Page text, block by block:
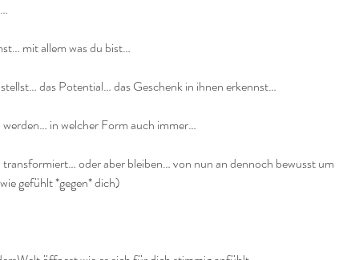
mit allem was du bist…
das Potential… das Geschenk in ihnen erkennst…
werden… in welcher Form auch immer…
oder aber bleiben… von nun an dennoch bewusst um
gefühlt *gegen* dich)